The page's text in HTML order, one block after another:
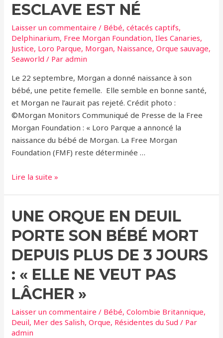
ESCLAVE EST NÉ
Laisser un commentaire / Bébé,cétacés captifs,
Delphinarium, Free Morgan Foundation,Iles Canaries,
Justice, Loro Parque, Morgan, Naissance,Orque sauvage,
Seaworld / Paradmin
Le 22 septembre, Morgan a donné naissance à son
bébé, une petite femelle. Elle semble en bonne santé,
et Morgan ne l’aurait pas rejeté. Crédit photo :
©Morgan Monitors Communiqué de Presse de la Free
Morgan Foundation : « Loro Parque a annoncé la
naissance du bébé de Morgan. La Free Morgan
Foundation (FMF) reste déterminée …
Loro
Canaries)
Un
petit
esclave
est
né
Lire la suite »
UNE ORQUE EN DEUIL
PORTE SON BÉBÉ MORT
DEPUIS PLUS DE 3 JOURS
: « ELLE NE VEUT PAS
LÂCHER »
Laisser un commentaire / Bébé,Colombie Britannique,
Deuil, Mer des Salish,Orque, Résidentes du Sud / Par
admin